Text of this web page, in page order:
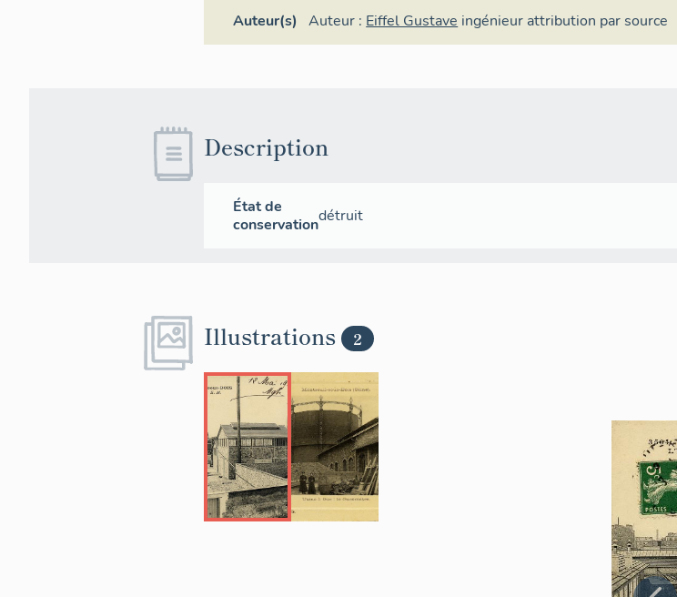
Auteur(s) Auteur : Eiffel Gustave ingénieur attribution par source
Description
État de
conservationdétruit
Illustrations 2